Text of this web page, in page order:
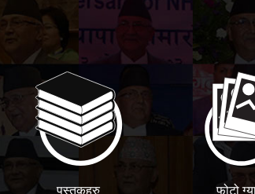
पुस्तकहरु फोटो